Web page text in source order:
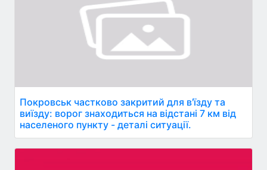
Покровськ частково закритий для в'їзду та
виїзду: ворог знаходиться на відстані 7 км від
населеного пункту - деталі ситуації.